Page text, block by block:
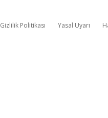
Gizlilik Politikası Yasal Uyarı